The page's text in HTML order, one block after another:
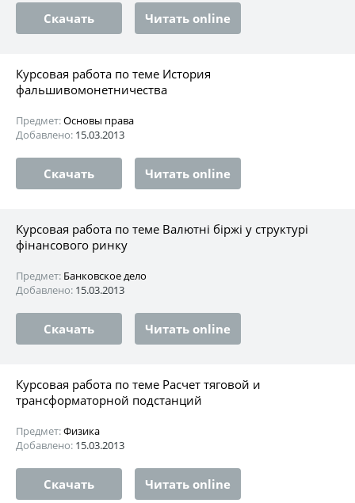
Скачать Читать online
Курсовая работа по теме История
фальшивомонетничества
Предмет:Основы права
Добавлено: 15.03.2013
Скачать Читать online
Курсовая работа по теме Валютні біржі у структурі
фінансового ринку
Предмет: Банковское дело
Добавлено: 15.03.2013
Скачать Читать online
Курсовая работа по теме Расчет тяговой и
трансформаторной подстанций
Предмет:Физика
Добавлено: 15.03.2013
Скачать Читать online